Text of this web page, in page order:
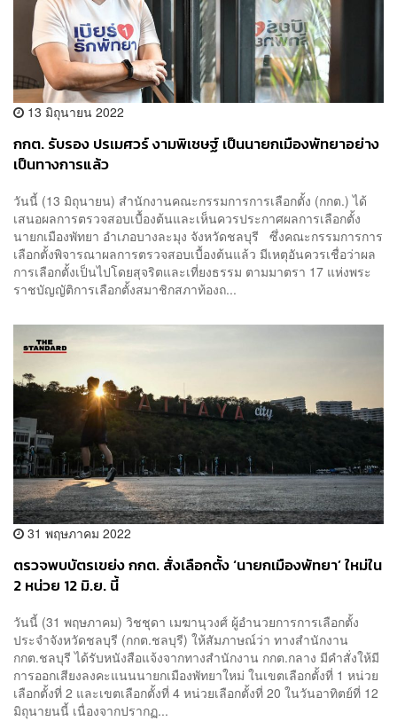
13 มิถุนายน 2022
กกต. รับรอง ปรเมศวร์ งามพิเชษฐ์ เป็นนายกเมืองพัทยาอย่าง
เป็นทางการแล้ว
วันนี้ (13 มิถุนายน) สำนักงานคณะกรรมการการเลือกตั้ง (กกต.) ได้
เสนอผลการตรวจสอบเบื้องต้นและเห็นควรประกาศผลการเลือกตั้ง
นายกเมืองพัทยา อำเภอบางละมุง จังหวัดชลบุรี ซึ่งคณะกรรมการการ
เลือกตั้งพิจารณาผลการตรวจสอบเบื้องต้นแล้ว มีเหตุอันควรเชื่อว่าผล
การเลือกตั้งเป็นไปโดยสุจริตและเที่ยงธรรม ตามมาตรา 17 แห่งพระ
ราชบัญญัติการเลือกตั้งสมาชิกสภาท้องถ...
31 พฤษภาคม 2022
ตรวจพบบัตรเขย่ง กกต. สั่งเลือกตั้ง ‘นายกเมืองพัทยา’ ใหม่ใน
2 หน่วย 12 มิ.ย. นี้
วันนี้ (31 พฤษภาคม) วิชชุดา เมฆานุวงศ์ ผู้อำนวยการการเลือกตั้ง
ประจำจังหวัดชลบุรี (กกต.ชลบุรี) ให้สัมภาษณ์ว่า ทางสำนักงาน
กกต.ชลบุรี ได้รับหนังสือแจ้งจากทางสำนักงาน กกต.กลาง มีคำสั่งให้มี
การออกเสียงลงคะแนนนายกเมืองพัทยาใหม่ ในเขตเลือกตั้งที่ 1 หน่วย
เลือกตั้งที่ 2 และเขตเลือกตั้งที่ 4 หน่วยเลือกตั้งที่ 20 ในวันอาทิตย์ที่ 12
มิถุนายนนี้ เนื่องจากปรากฏ...